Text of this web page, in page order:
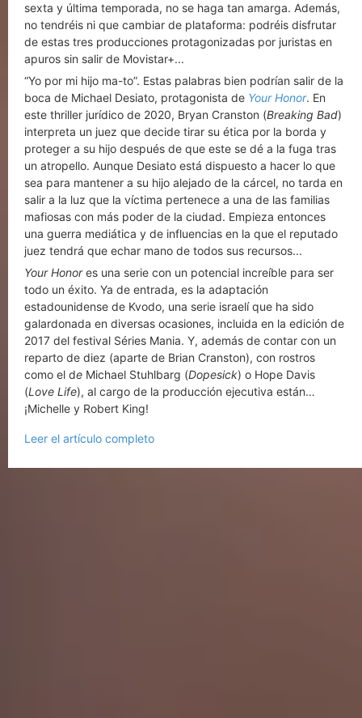
sexta y última temporada, no se haga tan amarga. Además,
no tendréis ni que cambiar de plataforma: podréis disfrutar
de estas tres producciones protagonizadas por juristas en
apuros sin salir de Movistar+...
“Yo por mi hijo ma-to”. Estas palabras bien podrían salir de la
boca de Michael Desiato, protagonista de Your Honor. En
este thriller jurídico de 2020, Bryan Cranston (Breaking Bad)
interpreta un juez que decide tirar su ética por la borda y
proteger a su hijo después de que este se dé a la fuga tras
un atropello. Aunque Desiato está dispuesto a hacer lo que
sea para mantener a su hijo alejado de la cárcel, no tarda en
salir a la luz que la víctima pertenece a una de las familias
mafiosas con más poder de la ciudad. Empieza entonces
una guerra mediática y de influencias en la que el reputado
juez tendrá que echar mano de todos sus recursos...
Your Honores una serie con un potencial increíble para ser
todo un éxito. Ya de entrada, es la adaptación
estadounidense de Kvodo, una serie israelí que ha sido
galardonada en diversas ocasiones, incluida en la edición de
2017 del festival Séries Mania. Y, además de contar con un
reparto de diez (aparte de Brian Cranston), con rostros
como el de Michael Stuhlbarg (Dopesick) o Hope Davis
(Love Life), al cargo de la producción ejecutiva están…
¡Michelle y Robert King!
Leer el artículo completo